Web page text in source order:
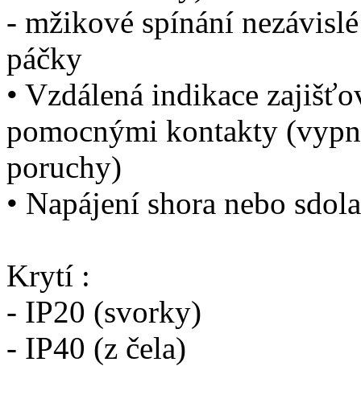
- mžikové spínání
páčky
• Vzdálená indikace
pomocnými kontakty
poruchy)
• Napájení shora nebo sdola
Krytí :
- IP20 (svorky)
- IP40 (z čela)